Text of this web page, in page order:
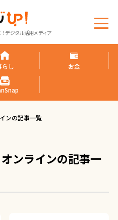
デジタル活用メディア
メ
ニ
らし お金
ンの記事一覧
ンラインの記事一